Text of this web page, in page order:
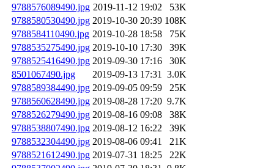
9788576089490.jpg 2019-11-12 19:02
53K
9788580530490.jpg 2019-10-30 20:39 108K
9788584110490.jpg 2019-10-28 18:58
75K
9788535275490.jpg 2019-10-10 17:30
39K
9788525416490.jpg 2019-09-30 17:16
30K
8501067490.jpg
2019-09-13 17:31 3.0K
9788589384490.jpg 2019-09-05 09:59
25K
9788560628490.jpg 2019-08-28 17:20 9.7K
9788526279490.jpg 2019-08-16 09:08
38K
9788538807490.jpg 2019-08-12 16:22
39K
9788532304490.jpg 2019-08-06 09:41
21K
9788521612490.jpg 2019-07-31 18:25
22K